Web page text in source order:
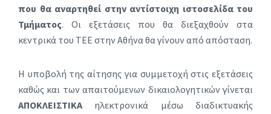
που θα αναρτηθεί στην αντίστοιχη ιστοσελίδα του
Τμήματος. Οι εξετάσεις που θα διεξαχθούν στα
κεντρικά του ΤΕΕ στην Αθήνα θα γίνουν από απόσταση.
Η υποβολή της αίτησης για συμμετοχή στις εξετάσεις
καθώς και των απαιτούμενων δικαιολογητικών γίνεται
ΑΠΟΚΛΕΙΣΤΙΚΑ ηλεκτρονικά μέσω διαδικτυακής